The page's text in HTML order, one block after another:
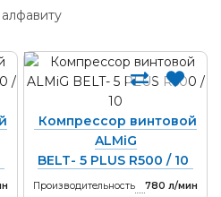
Компрессор винтовой
ALMiG
BELT- 5 PLUS R500 / 10
Производительность
780 л/мин